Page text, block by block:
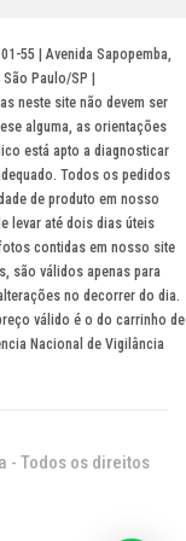
55 | Avenida Sapopemba,
Paulo/SP |
neste site não devem ser
alguma, as orientações
está apto a diagnosticar
Todos os pedidos
de produto em nosso
levar até dois dias úteis
contidas em nosso site
são válidos apenas para
no decorrer do dia.
válido é o do carrinho de
Nacional de Vigilância
- Todos os direitos